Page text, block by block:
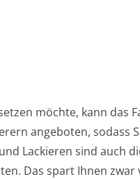
möchte, kann das
angeboten, sodass
Lackieren sind auch
Das spart Ihnen